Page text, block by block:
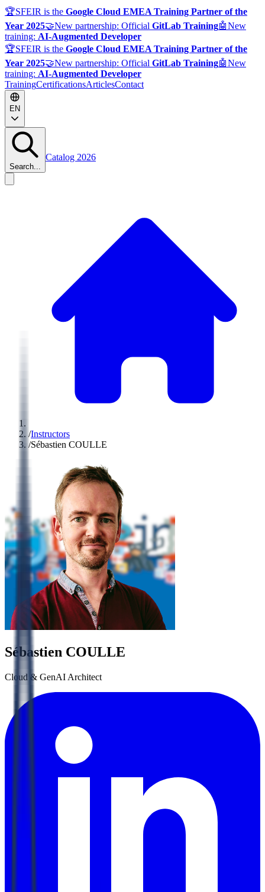
🏆SFEIR is the Google Cloud EMEA Training Partner of the
Year 2025🤝New partnership: Official GitLab Training🤖New
training: AI-Augmented Developer
🏆SFEIR is the Google Cloud EMEA Training Partner of the
Year 2025🤝New partnership: Official GitLab Training🤖New
training: AI-Augmented Developer
TrainingCertificationsArticlesContact
EN
Search...
Catalog 2026
/Instructors
/Sébastien COULLE
Sébastien COULLE
Cloud & GenAI Architect